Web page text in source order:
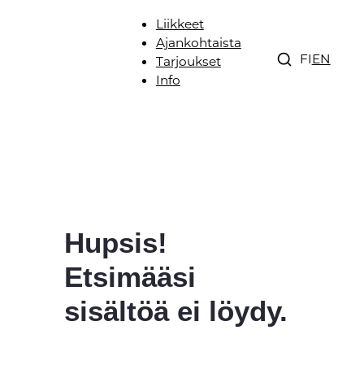
Liikkeet
Ajankohtaista
Tarjoukset
Info
FIEN
Hupsis!
Etsimääsi
sisältöä ei löydy.